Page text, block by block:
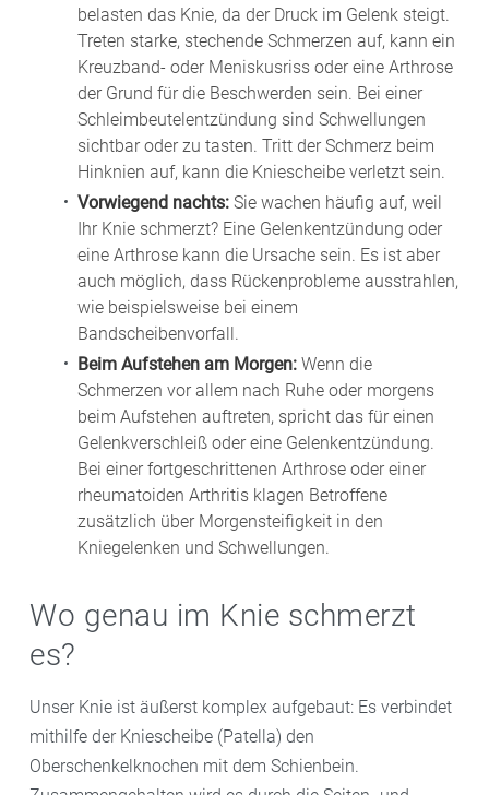
belasten das Knie, da der Druck im Gelenk steigt.
Treten starke, stechende Schmerzen auf, kann ein
Kreuzband- oder Meniskusriss oder eine Arthrose
der Grund für die Beschwerden sein. Bei einer
Schleimbeutelentzündung sind Schwellungen
sichtbar oder zu tasten. Tritt der Schmerz beim
Hinknien auf, kann die Kniescheibe verletzt sein.
Vorwiegend nachts: Sie wachen häufig auf, weil
Ihr Knie schmerzt? Eine Gelenkentzündung oder
eine Arthrose kann die Ursache sein. Es ist aber
auch möglich, dass Rückenprobleme ausstrahlen,
wie beispielsweise bei einem
Bandscheibenvorfall.
Beim Aufstehen am Morgen: Wenn die
Schmerzen vor allem nach Ruhe oder morgens
beim Aufstehen auftreten, spricht das für einen
Gelenkverschleiß oder eine Gelenkentzündung.
Bei einer fortgeschrittenen Arthrose oder einer
rheumatoiden Arthritis klagen Betroffene
zusätzlich über Morgensteifigkeit in den
Kniegelenken und Schwellungen.
Wo genau im Knie schmerzt
es?
Unser Knie ist äußerst komplex aufgebaut: Es verbindet
mithilfe der Kniescheibe (Patella) den
Oberschenkelknochen mit dem Schienbein.